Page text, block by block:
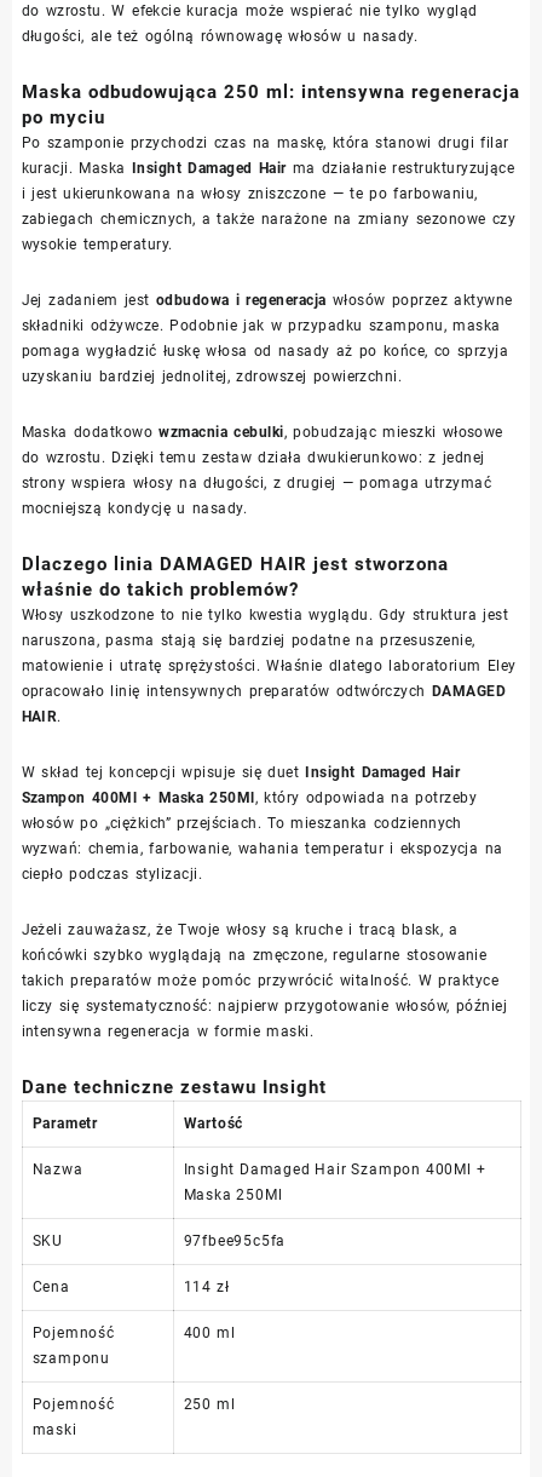
do wzrostu. W efekcie kuracja może wspierać nie tylko wygląd
długości, ale też ogólną równowagę włosów u nasady.
Maska odbudowująca 250 ml: intensywna regeneracja
po myciu
Po szamponie przychodzi czas na maskę, która stanowi drugi filar
kuracji. Maska Insight Damaged Hairma działanie restrukturyzujące
i jest ukierunkowana na włosy zniszczone — te po farbowaniu,
zabiegach chemicznych, a także narażone na zmiany sezonowe czy
wysokie temperatury.
Jej zadaniem jest odbudowa i regeneracja włosów poprzez aktywne
składniki odżywcze. Podobnie jak w przypadku szamponu, maska
pomaga wygładzić łuskę włosa od nasady aż po końce, co sprzyja
uzyskaniu bardziej jednolitej, zdrowszej powierzchni.
Maska dodatkowowzmacnia cebulki, pobudzając mieszki włosowe
do wzrostu. Dzięki temu zestaw działa dwukierunkowo: z jednej
strony wspiera włosy na długości, z drugiej — pomaga utrzymać
mocniejszą kondycję u nasady.
Dlaczego linia DAMAGED HAIR jest stworzona
właśnie do takich problemów?
Włosy uszkodzone to nie tylko kwestia wyglądu. Gdy struktura jest
naruszona, pasma stają się bardziej podatne na przesuszenie,
matowienie i utratę sprężystości. Właśnie dlatego laboratorium Eley
opracowało linię intensywnych preparatów odtwórczych DAMAGED
HAIR.
W skład tej koncepcji wpisuje się duetInsight Damaged Hair
Szampon 400Ml + Maska 250Ml, który odpowiada na potrzeby
włosów po „ciężkich” przejściach. To mieszanka codziennych
wyzwań: chemia, farbowanie, wahania temperatur i ekspozycja na
ciepło podczas stylizacji.
Jeżeli zauważasz, że Twoje włosy są kruche i tracą blask, a
końcówki szybko wyglądają na zmęczone, regularne stosowanie
takich preparatów może pomóc przywrócić witalność. W praktyce
liczy się systematyczność: najpierw przygotowanie włosów, później
intensywna regeneracja w formie maski.
Dane techniczne zestawu Insight
Parametr Wartość
Nazwa
Insight Damaged Hair Szampon 400Ml +
Maska 250Ml
SKU 97fbee95c5fa
Cena 114 zł
Pojemność
szamponu
400 ml
Pojemność
maski
250 ml